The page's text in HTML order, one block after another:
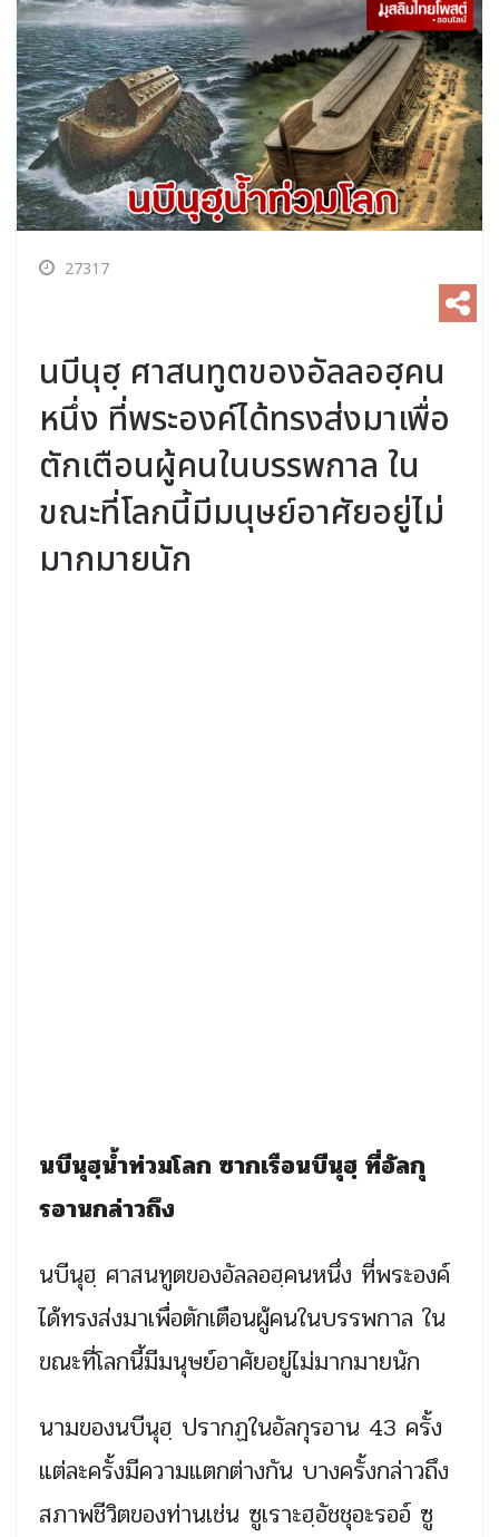
27317
นบีนุฮฺ ศาสนทูตของอัลลอฮฺคน
หนึ่ง ที่พระองค์ได้ทรงส่งมาเพื่อ
ตักเตือนผู้คนในบรรพกาล ใน
ขณะที่โลกนี้มีมนุษย์อาศัยอยู่ไม่
มากมายนัก
นบีนุฮฺน้ำท่วมโลก ซากเรือนบีนุฮฺ ที่อัลกุ
รอานกล่าวถึง
นบีนุฮฺ ศาสนทูตของอัลลอฮฺคนหนึ่ง ที่พระองค์
ได้ทรงส่งมาเพื่อตักเตือนผู้คนในบรรพกาล ใน
ขณะที่โลกนี้มีมนุษย์อาศัยอยู่ไม่มากมายนัก
นามของนบีนุฮฺ ปรากฏในอัลกุรอาน 43 ครั้ง
แต่ละครั้งมีความแตกต่างกัน บางครั้งกล่าวถึง
สภาพชีวิตของท่านเช่น ซูเราะฮฺอัชชุอะรออ์ ซู